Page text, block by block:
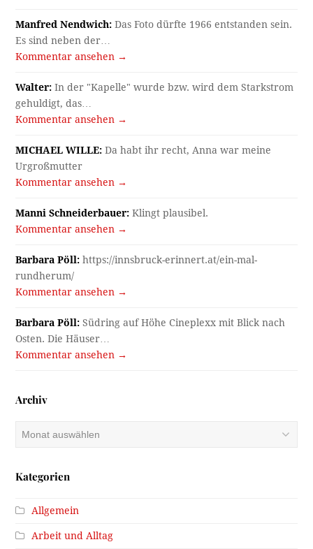
Manfred Nendwich: Das Foto dürfte 1966 entstanden sein.
Es sind neben der…
Kommentar ansehen →
Walter: In der "Kapelle" wurde bzw. wird dem Starkstrom
gehuldigt, das…
Kommentar ansehen →
MICHAEL WILLE: Da habt ihr recht, Anna war meine
Urgroßmutter
Kommentar ansehen →
Manni Schneiderbauer: Klingt plausibel.
Kommentar ansehen →
Barbara Pöll: https://innsbruck-erinnert.at/ein-mal-
rundherum/
Kommentar ansehen →
Barbara Pöll: Südring auf Höhe Cineplexx mit Blick nach
Osten. Die Häuser…
Kommentar ansehen →
Archiv
Kategorien
Allgemein
Arbeit und Alltag